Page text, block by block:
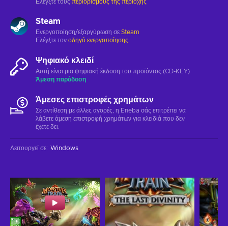
Ελέγξτε τους περιορισμούς της περιοχής
Steam
Ενεργοποίηση/εξαργύρωση σε Steam
Ελέγξτε τον οδηγό ενεργοποίησης
Ψηφιακό κλειδί
Αυτή είναι μια ψηφιακή έκδοση του προϊόντος (CD-KEY)
Άμεση παράδοση
Άμεσες επιστροφές χρημάτων
Σε αντίθεση με άλλες αγορές, η Eneba σάς επιτρέπει να
λάβετε άμεση επιστροφή χρημάτων για κλειδιά που δεν
έχετε δει.
Λειτουργεί σε: Windows